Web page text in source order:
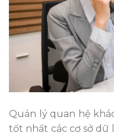
Quản lý quan hệ
tốt nhất các cơ sở dữ